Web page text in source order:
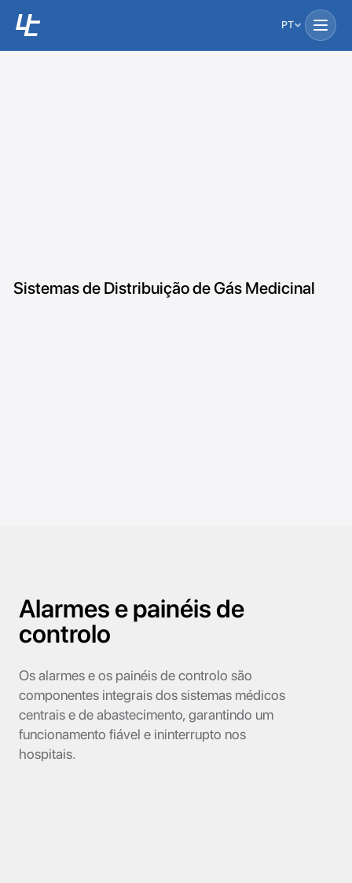
PT
Sistemas de Distribuição de Gás Medicinal
Alarmes e painéis de
controlo
Os alarmes e os painéis de controlo são
componentes integrais dos sistemas médicos
centrais e de abastecimento, garantindo um
funcionamento fiável e ininterrupto nos
hospitais.